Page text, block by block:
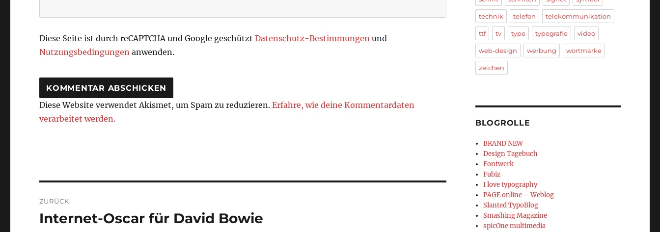
Diese Seite ist durch reCAPTCHA und Google geschütztDatenschutz-Bestimmungen und
Nutzungsbedingungen anwenden.
Diese Website verwendet Akismet, um Spam zu reduzieren.Erfahre, wie deine Kommentardaten
verarbeitet werden.
ZURÜCK
Vorheriger
Internet-Oscar für David Bowie
technik telefon telekommunikation
ttf tv type typografie video
web-design werbung wortmarke
zeichen
BLOGROLLE
BRAND NEW
Design Tagebuch
Fontwerk
Fubiz
I love typography
PAGE online – Weblog
Slanted TypoBlog
Smashing Magazine
spicOne multimedia